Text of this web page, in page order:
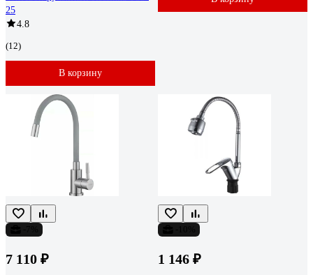
25
4.8
(12)
В корзину
7 110 ₽ 1 146 ₽